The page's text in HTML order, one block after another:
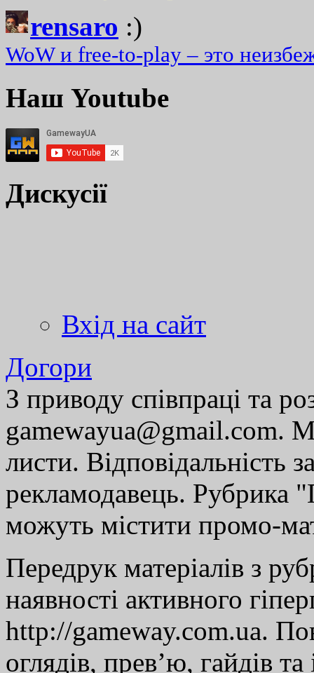
rensaro :)
WoW и free-to-play – это
Наш Youtube
Дискусії
Вхід на сайт
Догори
З приводу співпраці та
gamewayua@gmail.com.
листи. Відповідальність
рекламодавець. Рубрика
можуть містити промо-
Передрук матеріалів з
наявності активного
http://gameway.com.ua.
оглядів, прев’ю, гайдів